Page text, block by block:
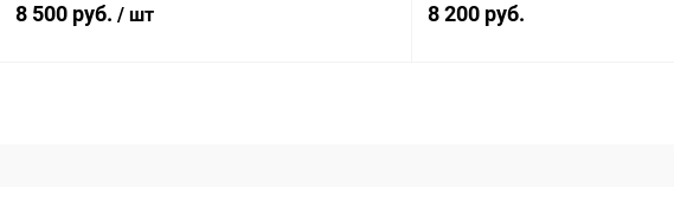
8 500 руб. / шт 8 200 руб.